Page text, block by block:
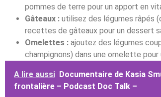
pommes de terre pour un apport en
Gâteaux : utilisez des légumes râpés
recettes de gâteaux pour un dessert
Omelettes : ajoutez des légumes
champignons) dans une omelette
A lire aussi Documentaire de Kasia
frontalière – Podcast Doc Talk –